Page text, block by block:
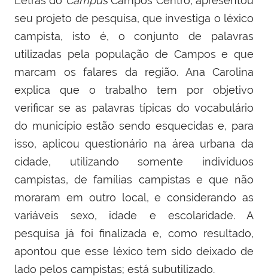
seu projeto de pesquisa, que investiga o léxico
campista, isto é, o conjunto de palavras
utilizadas pela população de Campos e que
marcam os falares da região. Ana Carolina
explica que o trabalho tem por objetivo
verificar se as palavras típicas do vocabulário
do município estão sendo esquecidas e, para
isso, aplicou questionário na área urbana da
cidade, utilizando somente indivíduos
campistas, de famílias campistas e que não
moraram em outro local, e considerando as
variáveis sexo, idade e escolaridade. A
pesquisa já foi finalizada e, como resultado,
apontou que esse léxico tem sido deixado de
lado pelos campistas; está subutilizado.